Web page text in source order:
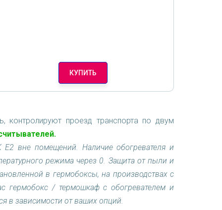
КУПИТЬ
контролируют проезд транспорта по двум
E2 вне помещений. Наличие обогревателя и
режима через 0. Защита от пыли и
в гермобоксы, на производствах с
гермобокс / термошкаф с обогревателем и
в зависимости от ваших опций.